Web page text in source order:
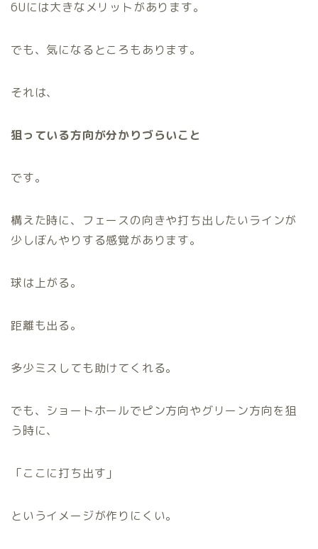
6Uには大きなメリットがあります。
でも、気になるところもあります。
それは、
狙っている方向が分かりづらいこと
です。
構えた時に、フェースの向きや打ち出したいラインが
少しぼんやりする感覚があります。
球は上がる。
距離も出る。
多少ミスしても助けてくれる。
でも、ショートホールでピン方向やグリーン方向を狙
う時に、
「ここに打ち出す」
というイメージが作りにくい。